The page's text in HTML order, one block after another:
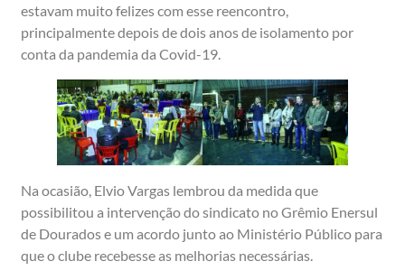
estavam muito felizes com esse reencontro,
principalmente depois de dois anos de isolamento por
conta da pandemia da Covid-19.
Na ocasião, Elvio Vargas lembrou da medida que
possibilitou a intervenção do sindicato no Grêmio Enersul
de Dourados e um acordo junto ao Ministério Público para
que o clube recebesse as melhorias necessárias.